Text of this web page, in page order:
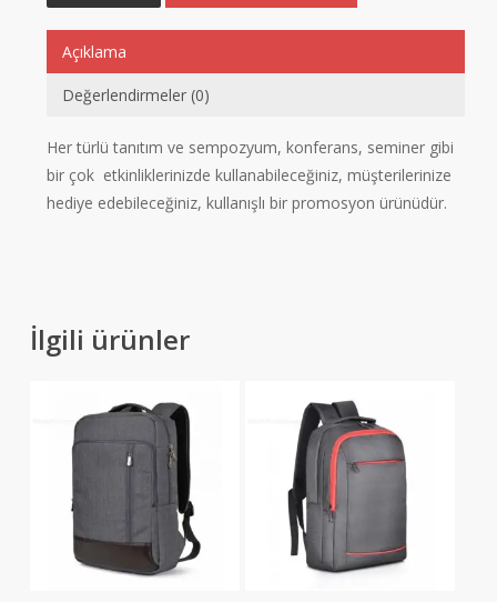
Açıklama
Değerlendirmeler (0)
Her türlü tanıtım ve sempozyum, konferans, seminer gibi
bir çok etkinliklerinizde kullanabileceğiniz, müşterilerinize
hediye edebileceğiniz, kullanışlı bir promosyon ürünüdür.
İlgili ürünler